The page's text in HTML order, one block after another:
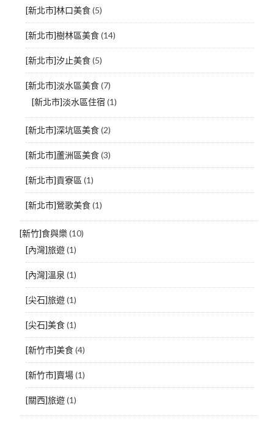
[新北市]林口美食(5)
[新北市]樹林區美食(14)
[新北市]汐止美食(5)
[新北市]淡水區美食(7)
[新北市]淡水區住宿 (1)
[新北市]深坑區美食(2)
[新北市]蘆洲區美食(3)
[新北市]貢寮區 (1)
[新北市]鶯歌美食(1)
[新竹]食與樂(10)
[內灣]旅遊(1)
[內灣]溫泉 (1)
[尖石]旅遊(1)
[尖石]美食(1)
[新竹市]美食(4)
[新竹市]賣場(1)
[關西]旅遊(1)